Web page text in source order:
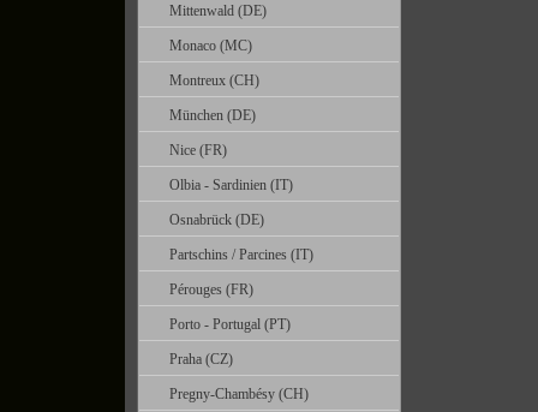
Mittenwald (DE)
Monaco (MC)
Montreux (CH)
München (DE)
Nice (FR)
Olbia - Sardinien (IT)
Osnabrück (DE)
Partschins / Parcines (IT)
Pérouges (FR)
Porto - Portugal (PT)
Praha (CZ)
Pregny-Chambésy (CH)